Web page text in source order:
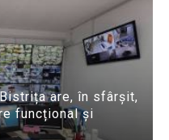
are, în sfârșit,
funcțional și